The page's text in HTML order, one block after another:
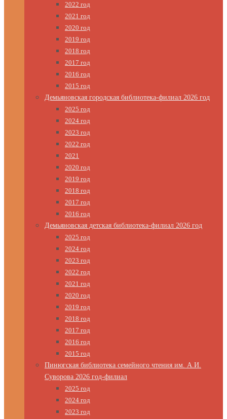
2022 год
2021 год
2020 год
2019 год
2018 год
2017 год
2016 год
2015 год
Демьяновская городская библиотека-филиал 2026 год
2025 год
2024 год
2023 год
2022 год
2021
2020 год
2019 год
2018 год
2017 год
2016 год
Демьяновская детская библиотека-филиал 2026 год
2025 год
2024 год
2023 год
2022 год
2021 год
2020 год
2019 год
2018 год
2017 год
2016 год
2015 год
Пинюгская библиотека семейного чтения им. А.И.
Суворова 2026 год-филиал
2025 год
2024 год
2023 год